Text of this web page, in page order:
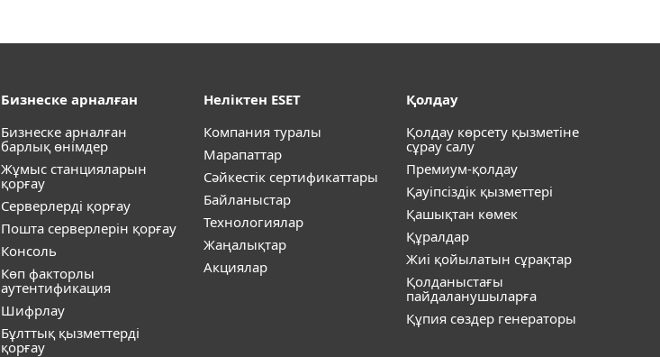
Бизнеске арналған
Бизнеске арналған
барлық өнімдер
Жұмыс станцияларын
қорғау
Серверлерді қорғау
Пошта серверлерін қорғау
Консоль
Көп факторлы
аутентификация
Шифрлау
Бұлттық қызметтерді
қорғау
Неліктен ESET
Компания туралы
Марапаттар
Сәйкестік сертификаттары
Байланыстар
Технологиялар
Жаңалықтар
Акциялар
Қолдау
Қолдау көрсету қызметіне
сұрау салу
Премиум-қолдау
Қауіпсіздік қызметтері
Қашықтан көмек
Құралдар
Жиі қойылатын сұрақтар
Қолданыстағы
пайдаланушыларға
Құпия сөздер генераторы